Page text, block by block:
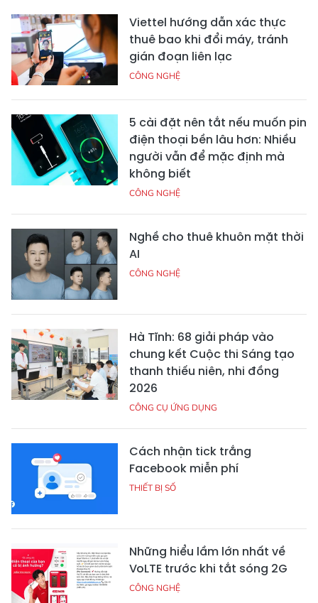
Viettel hướng dẫn xác thực
thuê bao khi đổi máy, tránh
gián đoạn liên lạc
CÔNG NGHỆ
5 cài đặt nên tắt nếu muốn pin
điện thoại bền lâu hơn: Nhiều
người vẫn để mặc định mà
không biết
CÔNG NGHỆ
Nghề cho thuê khuôn mặt thời
AI
CÔNG NGHỆ
Hà Tĩnh: 68 giải pháp vào
chung kết Cuộc thi Sáng tạo
thanh thiếu niên, nhi đồng
2026
CÔNG CỤ ỨNG DỤNG
Cách nhận tick trắng
Facebook miễn phí
THIẾT BỊ SỐ
Những hiểu lầm lớn nhất về
VoLTE trước khi tắt sóng 2G
CÔNG NGHỆ